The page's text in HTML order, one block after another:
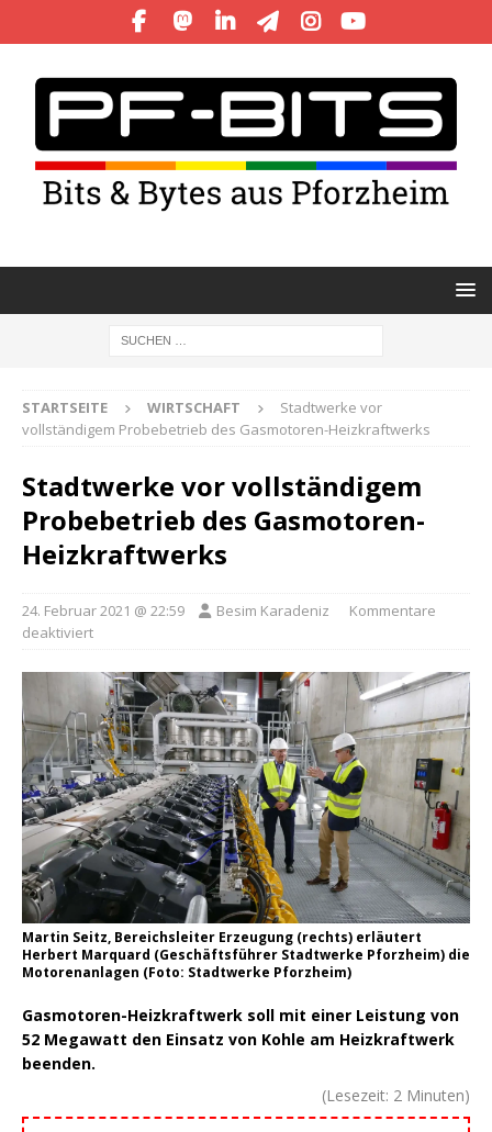
STARTSEITE WIRTSCHAFT
Stadtwerke vor
vollständigem Probebetrieb des Gasmotoren-Heizkraftwerks
Stadtwerke vor vollständigem
Probebetrieb des Gasmotoren-
Heizkraftwerks
24. Februar 2021 @ 22:59 Besim Karadeniz
Kommentare
deaktiviert
Martin Seitz, Bereichsleiter Erzeugung (rechts) erläutert
Herbert Marquard (Geschäftsführer Stadtwerke Pforzheim) die
Motorenanlagen (Foto: Stadtwerke Pforzheim)
Gasmotoren-Heizkraftwerk soll mit einer Leistung von
52 Megawatt den Einsatz von Kohle am Heizkraftwerk
beenden.
(Lesezeit: 2 Minuten)